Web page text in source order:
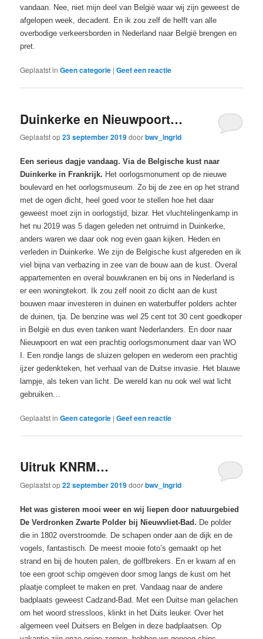
vandaan. Nee, niet mijn deel van België waar wij zijn geweest de
afgelopen week, decadent. En ik zou zelf de helft van alle
overbodige verkeersborden in Nederland naar België brengen en
pret.
Geplaatst in Geen categorie |Geef een reactie
Duinkerke en Nieuwpoort…
Geplaatst op23 september 2019doorbwv_ingrid
Een serieus dagje vandaag. Via de Belgische kust naar
Duinkerke in Frankrijk. Het oorlogsmonument op de nieuwe
boulevard en het oorlogsmuseum. Zo bij de zee en op het strand
met de ogen dicht, heel goed voor te stellen hoe het daar
geweest moet zijn in oorlogstijd, bizar. Het vluchtelingenkamp in
het nu 2019 was 5 dagen geleden net ontruimd in Duinkerke,
anders waren we daar ook nog even gaan kijken. Heden en
verleden in Duinkerke. We zijn de Belgische kust afgereden en ik
viel bijna van verbazing in zee van de bouw aan de kust. Overal
appartementen en overal bouwkranen en bij ons in Nederland is
er een woningtekort. Ik zou zelf nooit zo dicht aan de kust
bouwen maar investeren in duinen en waterbuffer polders achter
de duinen, tja. De benzine was wel 25 cent tot 30 cent goedkoper
in België en dus even tanken want Nederlanders. En door naar
Nieuwpoort en wat een prachtig oorlogsmonument daar van WO
I. Een rondje langs de sluizen gelopen en wederom een prachtig
ijzer gedenkteken, het verhaal van de Duitse invasie. Het blauwe
lampje, als teken van licht. De wereld kan nu ook wel wat licht
gebruiken…
Geplaatst in Geen categorie |Geef een reactie
Uitruk KNRM…
Geplaatst op22 september 2019doorbwv_ingrid
Het was gisteren mooi weer en wij liepen door natuurgebied
De Verdronken Zwarte Polder bij Nieuwvliet-Bad. De polder
die in 1802 overstroomde. De schapen onder aan de dijk en de
vogels, fantastisch. De meest mooie foto’s gemaakt op het
strand en bij de houten palen, de golfbrekers. En er kwam af en
toe een groot schip omgeven door smog langs de kust om het
plaatje compleet te maken en pret. Vandaag naar de andere
badplaats geweest Cadzand-Bad. Met een Duitse man gelachen
om het woord stressloos, klinkt in het Duits leuker. Over het
algemeen veel Duitsers en Belgen in deze badplaatsen. Op